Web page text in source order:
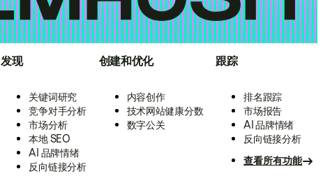
发现
关键词研究
竞争对手分析
市场分析
本地 SEO
AI 品牌情绪
反向链接分析
创建和优化
内容创作
技术网站健康分数
数字公关
跟踪
排名跟踪
市场报告
AI 品牌情绪
反向链接分析
查看所有功能